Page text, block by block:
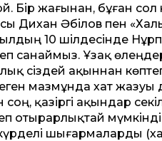
Бір жағынан, бұған
Дихан Әбілов пен
10 шілдесінде
санаймыз. Ұзақ
сіздей ақыннан
мазмұнда хат
қазіргі ақындар
отырарлықтай
шығармаларды